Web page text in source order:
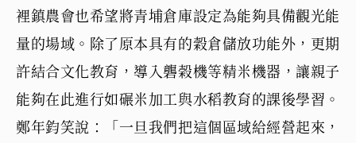
裡鎮農會也希望將青埔倉庫設定為能夠具備觀光能
量的場域。除了原本具有的穀倉儲放功能外，更期
許結合文化教育，導入礱榖機等精米機器，讓親子
能夠在此進行如碾米加工與水稻教育的課後學習。
鄭年鈞笑說：「一旦我們把這個區域給經營起來，